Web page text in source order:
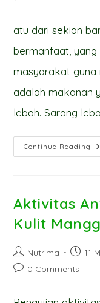
atu dari sekian
bermanfaat,
masyarakat guna
adalah makanan
lebah. Sarang
Continue Reading
Aktivitas
Kulit
Post
author:
Nutrima
Post11
Post0 Comments